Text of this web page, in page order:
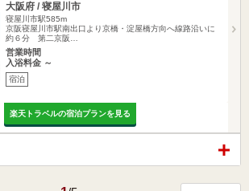
大阪府 / 寝屋川市
寝屋川市駅585m
京阪寝屋川市駅南出口より京橋・淀屋橋方向へ線路沿いに
約６分 第二京阪…
営業時間
入浴料金 ～
宿泊
楽天トラベルの宿泊プランを見る